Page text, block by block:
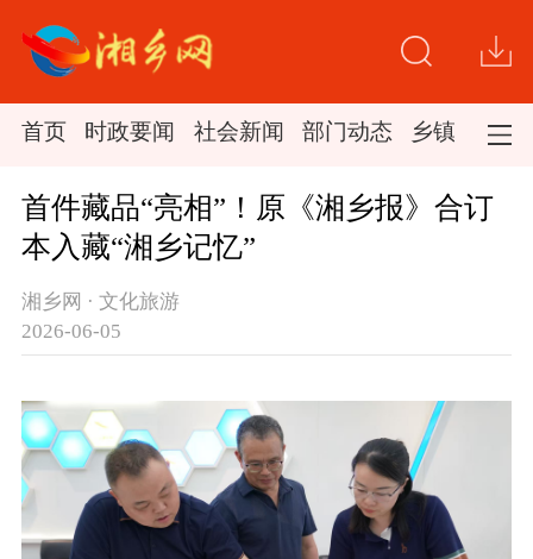
首页 时政要闻 社会新闻 部门动态 乡镇新闻
首件藏品“亮相”！原《湘乡报》合订
本入藏“湘乡记忆”
湘乡网 · 文化旅游
2026-06-05